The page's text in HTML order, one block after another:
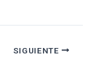
SIGUIENTE